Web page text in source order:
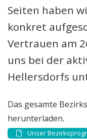
Seiten haben
konkret
Vertrauen am
uns bei der
Hellersdorfs
Das gesamte
herunterladen.
Unser